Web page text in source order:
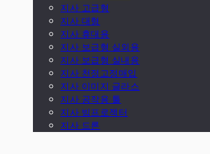
지사 고급형
지사 대형
지사 휴대용
지사 보급형 실외용
지사 보급형 실내용
지사 천정고정매입
지사 이미지 글라스
지사 공작용 툴
지사 빔프로젝터
지사 드론